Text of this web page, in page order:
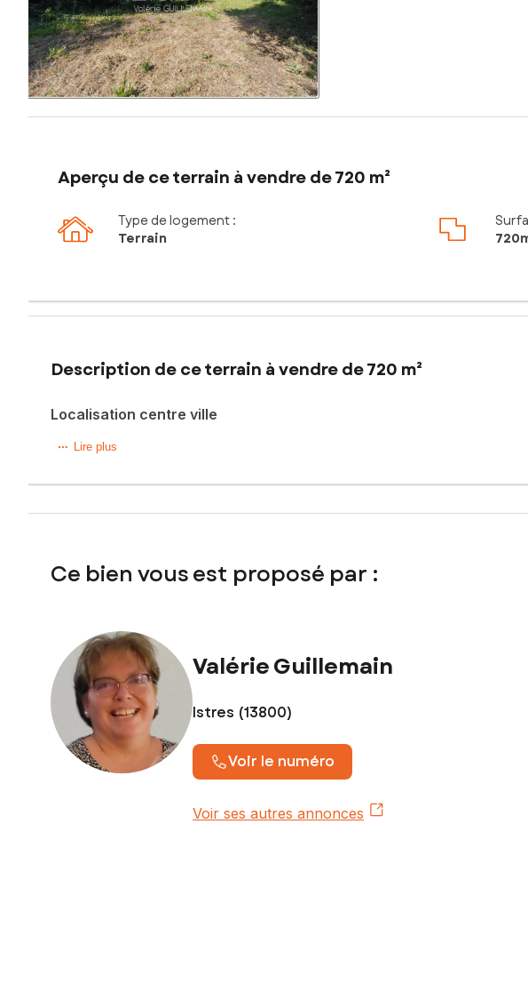
Aperçu de ce terrain à vendre de 720 m²
Type de logement :
Terrain
Description de ce terrain à vendre de 720 m²
Localisation centre ville
Ce terrain de 720 m² à Istres (proche centre ville) viabilisé, représente une
d'aménagement.
Les informations sur les risques auxquels ce bien est exposé sont disponibles
Honoraires charge vendeur
Lire plus
Ce bien vous est proposé par :
Valérie Guillemain
Istres (13800)
Voir le numéro
Voir ses autres annonces